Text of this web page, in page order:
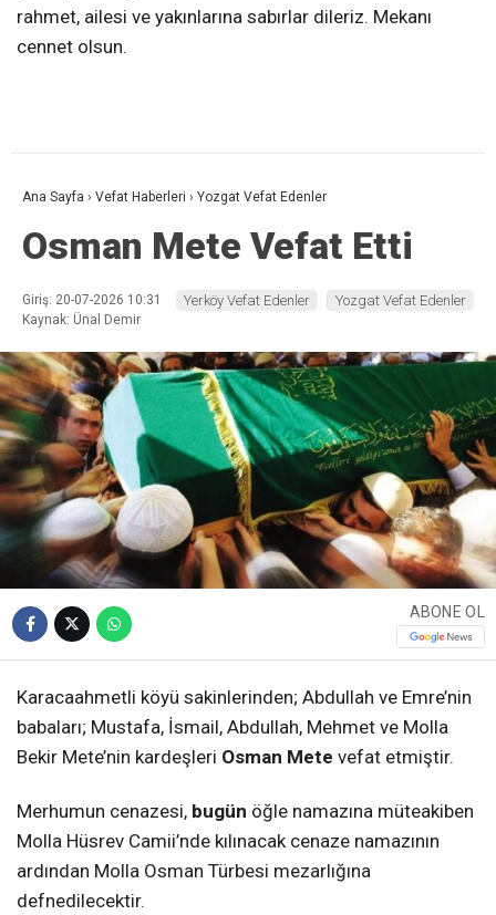
rahmet, ailesi ve yakınlarına sabırlar dileriz. Mekanı
cennet olsun.
Ana Sayfa › Vefat Haberleri › Yozgat Vefat Edenler
Osman Mete Vefat Etti
Giriş: 20-07-2026 10:31
Kaynak: Ünal Demir
Yerköy Vefat Edenler Yozgat Vefat Edenler
ABONE OL
Karacaahmetli köyü sakinlerinden; Abdullah ve Emre’nin
babaları; Mustafa, İsmail, Abdullah, Mehmet ve Molla
Bekir Mete’nin kardeşleri Osman Mete vefat etmiştir.
Merhumun cenazesi, bugün öğle namazına müteakiben
Molla Hüsrev Camii’nde kılınacak cenaze namazının
ardından Molla Osman Türbesi mezarlığına
defnedilecektir.